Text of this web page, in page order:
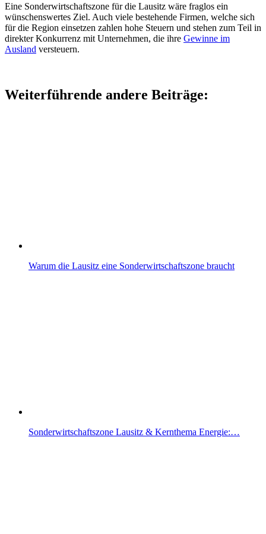
Eine Sonderwirtschaftszone für die Lausitz wäre fraglos ein
wünschenswertes Ziel. Auch viele bestehende Firmen, welche sich
für die Region einsetzen zahlen hohe Steuern und stehen zum Teil in
direkter Konkurrenz mit Unternehmen, die ihre Gewinne im
Ausland versteuern.
Weiterführende andere Beiträge:
Warum die Lausitz eine Sonderwirtschaftszone braucht
Sonderwirtschaftszone Lausitz & Kernthema Energie:…